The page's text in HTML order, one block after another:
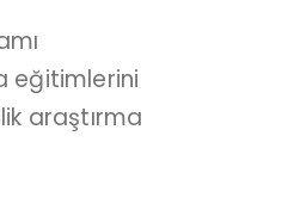
eğitimlerini
araştırma